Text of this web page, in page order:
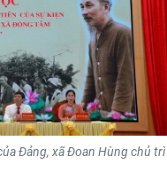
Đảng, xã Đoan Hùng chủ trì